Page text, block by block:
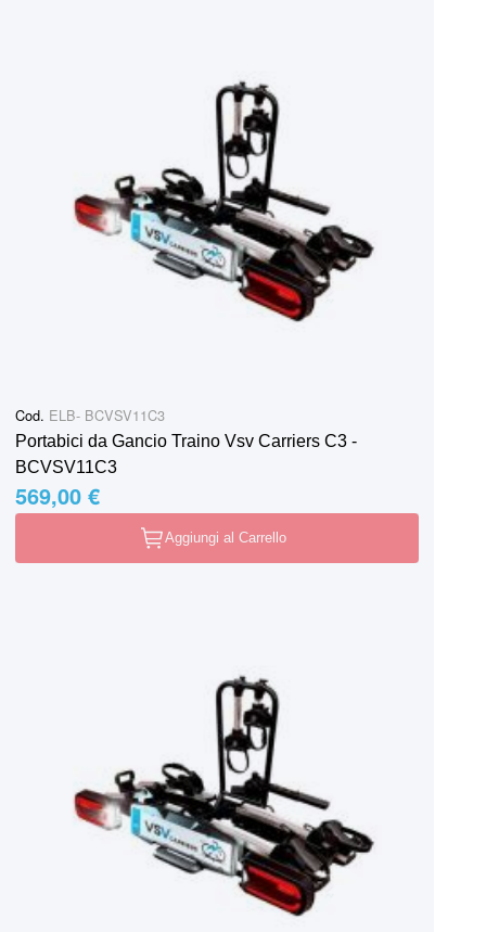
Cod. ELB- BCVSV11C3
Portabici da Gancio Traino Vsv Carriers C3 -
BCVSV11C3
569,00 €
Aggiungi al Carrello